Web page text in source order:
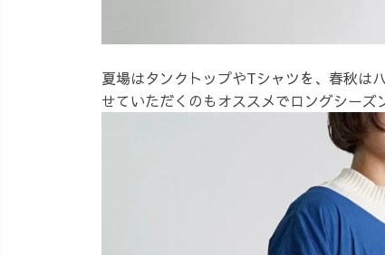
夏場はタンクトップやTシャツを、春秋は
せていただくのもオススメでロングシーズ